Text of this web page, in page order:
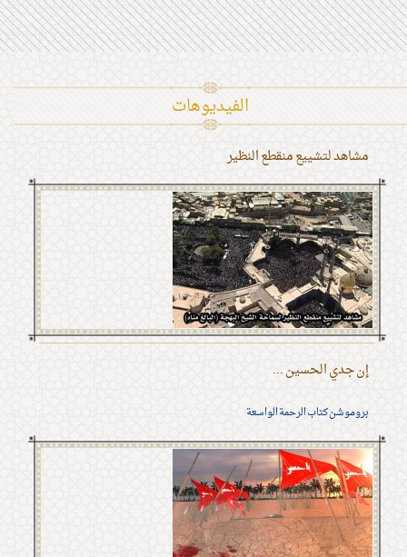
الفیدیوهات
مشاهد لتشييع منقطع النظير
إن جدي الحسين ...
بروموشن كتاب الرحمة الواسعة